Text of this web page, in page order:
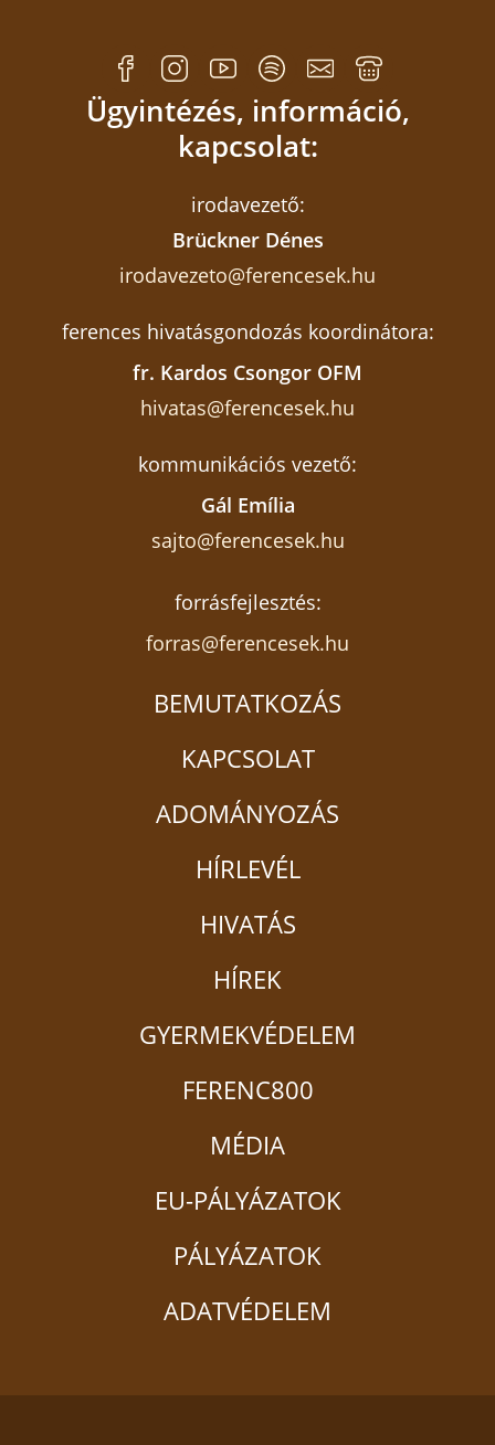
Ügyintézés, információ,
kapcsolat:
irodavezető:
Brückner Dénes
irodavezeto@ferencesek.hu
ferences hivatásgondozás koordinátora:
fr. Kardos Csongor OFM
hivatas@ferencesek.hu
kommunikációs vezető:
Gál Emília
sajto@ferencesek.hu
forrásfejlesztés:
forras@ferencesek.hu
BEMUTATKOZÁS
KAPCSOLAT
ADOMÁNYOZÁS
HÍRLEVÉL
HIVATÁS
HÍREK
GYERMEKVÉDELEM
FERENC800
MÉDIA
EU-PÁLYÁZATOK
PÁLYÁZATOK
ADATVÉDELEM